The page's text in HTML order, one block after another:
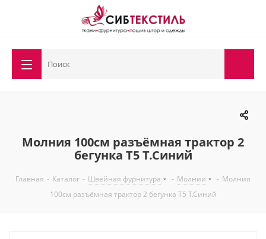
Молния 100см разъёмная трактор 2
бегунка Т5 Т.Синий
Главная - Каталог - Швейная фурнитура - Молнии - Молния
100см разъёмная трактор 2 бегунка Т5 Т.Синий